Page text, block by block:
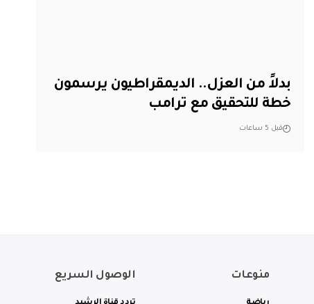
بدلاً من العزل.. الديمقراطيون يرسمون
خطة للتحقيق مع ترامب
قبل 5 ساعات
منوعات الوصول السريع